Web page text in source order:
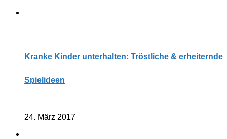
Kranke Kinder unterhalten: Tröstliche & erheiternde
Spielideen
24. März 2017